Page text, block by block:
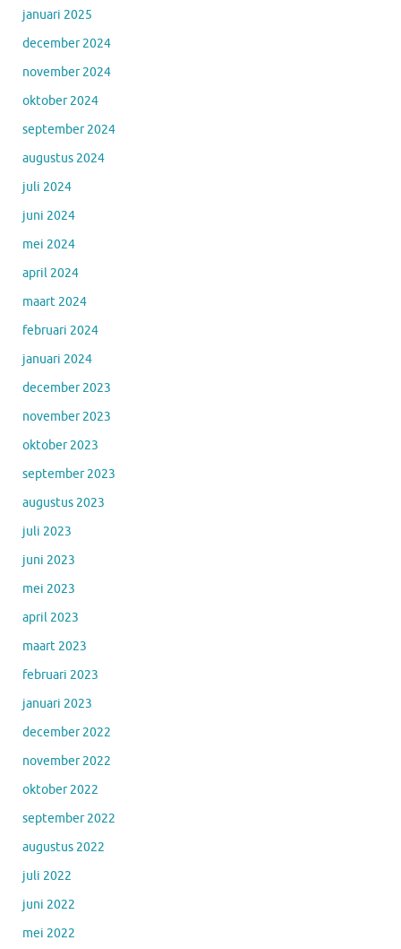
januari 2025
december 2024
november 2024
oktober 2024
september 2024
augustus 2024
juli 2024
juni 2024
mei 2024
april 2024
maart 2024
februari 2024
januari 2024
december 2023
november 2023
oktober 2023
september 2023
augustus 2023
juli 2023
juni 2023
mei 2023
april 2023
maart 2023
februari 2023
januari 2023
december 2022
november 2022
oktober 2022
september 2022
augustus 2022
juli 2022
juni 2022
mei 2022